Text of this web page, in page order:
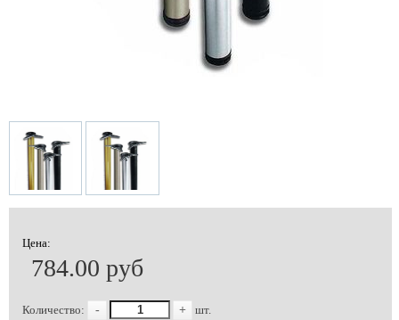
Цена:
784.00 руб
Количество: - + шт.